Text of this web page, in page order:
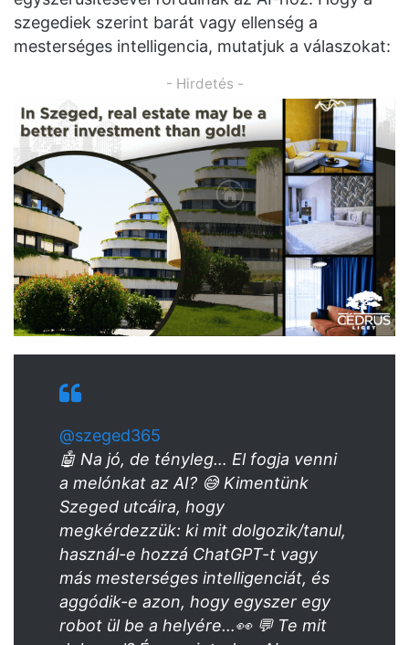
szegediek szerint barát vagy ellenség a
mesterséges intelligencia, mutatjuk a válaszokat:
- Hirdetés -
@szeged365
🤖 Na jó, de tényleg… El fogja venni
a melónkat az AI? 😅 Kimentünk
Szeged utcáira, hogy
megkérdezzük: ki mit dolgozik/tanul,
használ-e hozzá ChatGPT-t vagy
más mesterséges intelligenciát, és
aggódik-e azon, hogy egyszer egy
robot ül be a helyére…👀 💬 Te mit